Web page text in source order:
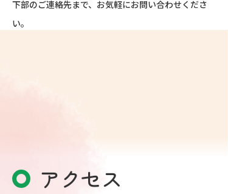
下部のご連絡先まで、お気軽にお問い合わせくださ
い。
スを提供いたします。
アクセス